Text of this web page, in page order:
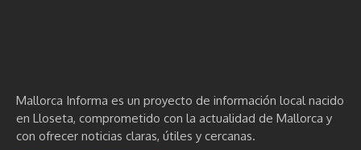
Mallorca Informa es un proyecto de información local nacido
en Lloseta, comprometido con la actualidad de Mallorca y
con ofrecer noticias claras, útiles y cercanas.